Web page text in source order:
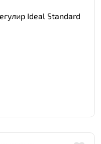
Ideal Standard